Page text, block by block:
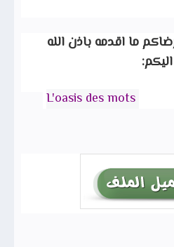
ما اقدمه باذن الله
اليكم:
L'oasis des mots